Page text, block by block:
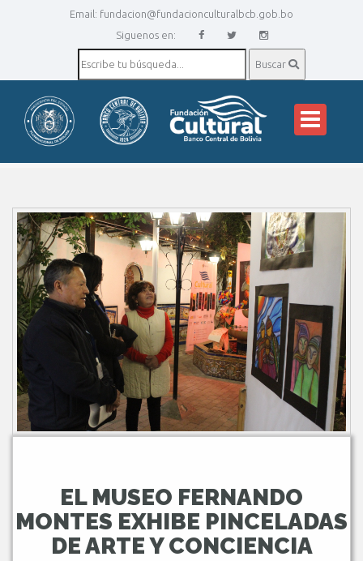
Email: fundacion@fundacionculturalbcb.gob.bo
Siguenos en:
Buscar
EL MUSEO FERNANDO
MONTES EXHIBE PINCELADAS
DE ARTE Y CONCIENCIA